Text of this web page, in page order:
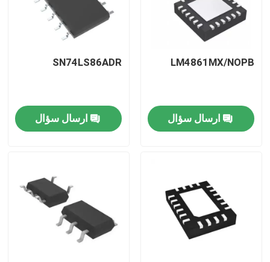
صفحه اصلی
محصولات
LM4861MX/NOPB
ارسال سؤال
SN74LS86ADR
ارسال سؤال